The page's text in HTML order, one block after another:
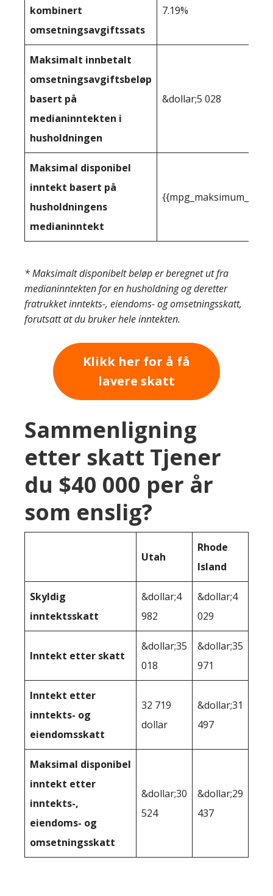
kombinert
omsetningsavgiftssats
7.19%
Maksimalt innbetalt
omsetningsavgiftsbeløp
basert på
medianinntekten i
husholdningen
&dollar;5 028
Maksimal disponibel
inntekt basert på
husholdningens
medianinntekt
* Maksimalt disponibelt beløp er beregnet ut fra
medianinntekten for en husholdning og deretter
fratrukket inntekts-, eiendoms- og omsetningsskatt,
forutsatt at du bruker hele inntekten.
Klikk her for å få
lavere skatt
Sammenligning
etter skatt Tjener
du $40 000 per år
som enslig?
Utah
Rhode
Island
Skyldig
inntektsskatt
&dollar;4
982
&dollar;4
029
Inntekt etter skatt
&dollar;35
018
&dollar;35
971
Inntekt etter
inntekts- og
eiendomsskatt
32 719
dollar
&dollar;31
497
Maksimal disponibel
inntekt etter
inntekts-,
eiendoms- og
omsetningsskatt
&dollar;30
524
&dollar;29
437